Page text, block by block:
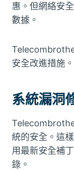
惠。但網絡安
數據。
安全改進措施
系統漏洞
統的安全。這
用最新安全補
錄。